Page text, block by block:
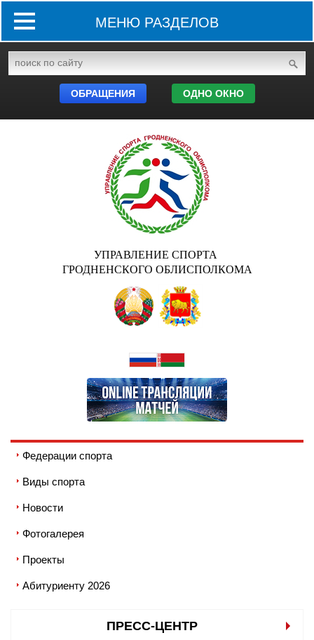
МЕНЮ РАЗДЕЛОВ
ОБРАЩЕНИЯ ОДНО ОКНО
УПРАВЛЕНИЕ СПОРТА
ГРОДНЕНСКОГО ОБЛИСПОЛКОМА
Федерации спорта
Виды спорта
Новости
Фотогалерея
Проекты
Абитуриенту 2026
ПРЕСС-ЦЕНТР